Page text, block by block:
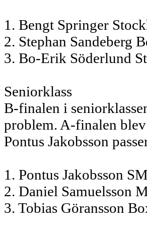
1. Bengt Springer
2. Stephan Sandeberg
3. Bo-Erik Söderlund
Seniorklass
B-finalen i
problem. A-finalen
Pontus Jakobsson
1. Pontus Jakobsson
2. Daniel Samuelsson
3. Tobias Göransson